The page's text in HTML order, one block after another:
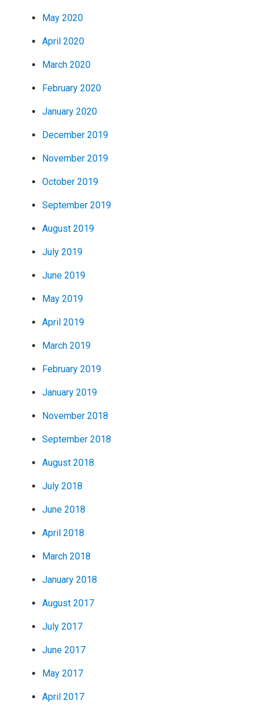
May 2020
April 2020
March 2020
February 2020
January 2020
December 2019
November 2019
October 2019
September 2019
August 2019
July 2019
June 2019
May 2019
April 2019
March 2019
February 2019
January 2019
November 2018
September 2018
August 2018
July 2018
June 2018
April 2018
March 2018
January 2018
August 2017
July 2017
June 2017
May 2017
April 2017